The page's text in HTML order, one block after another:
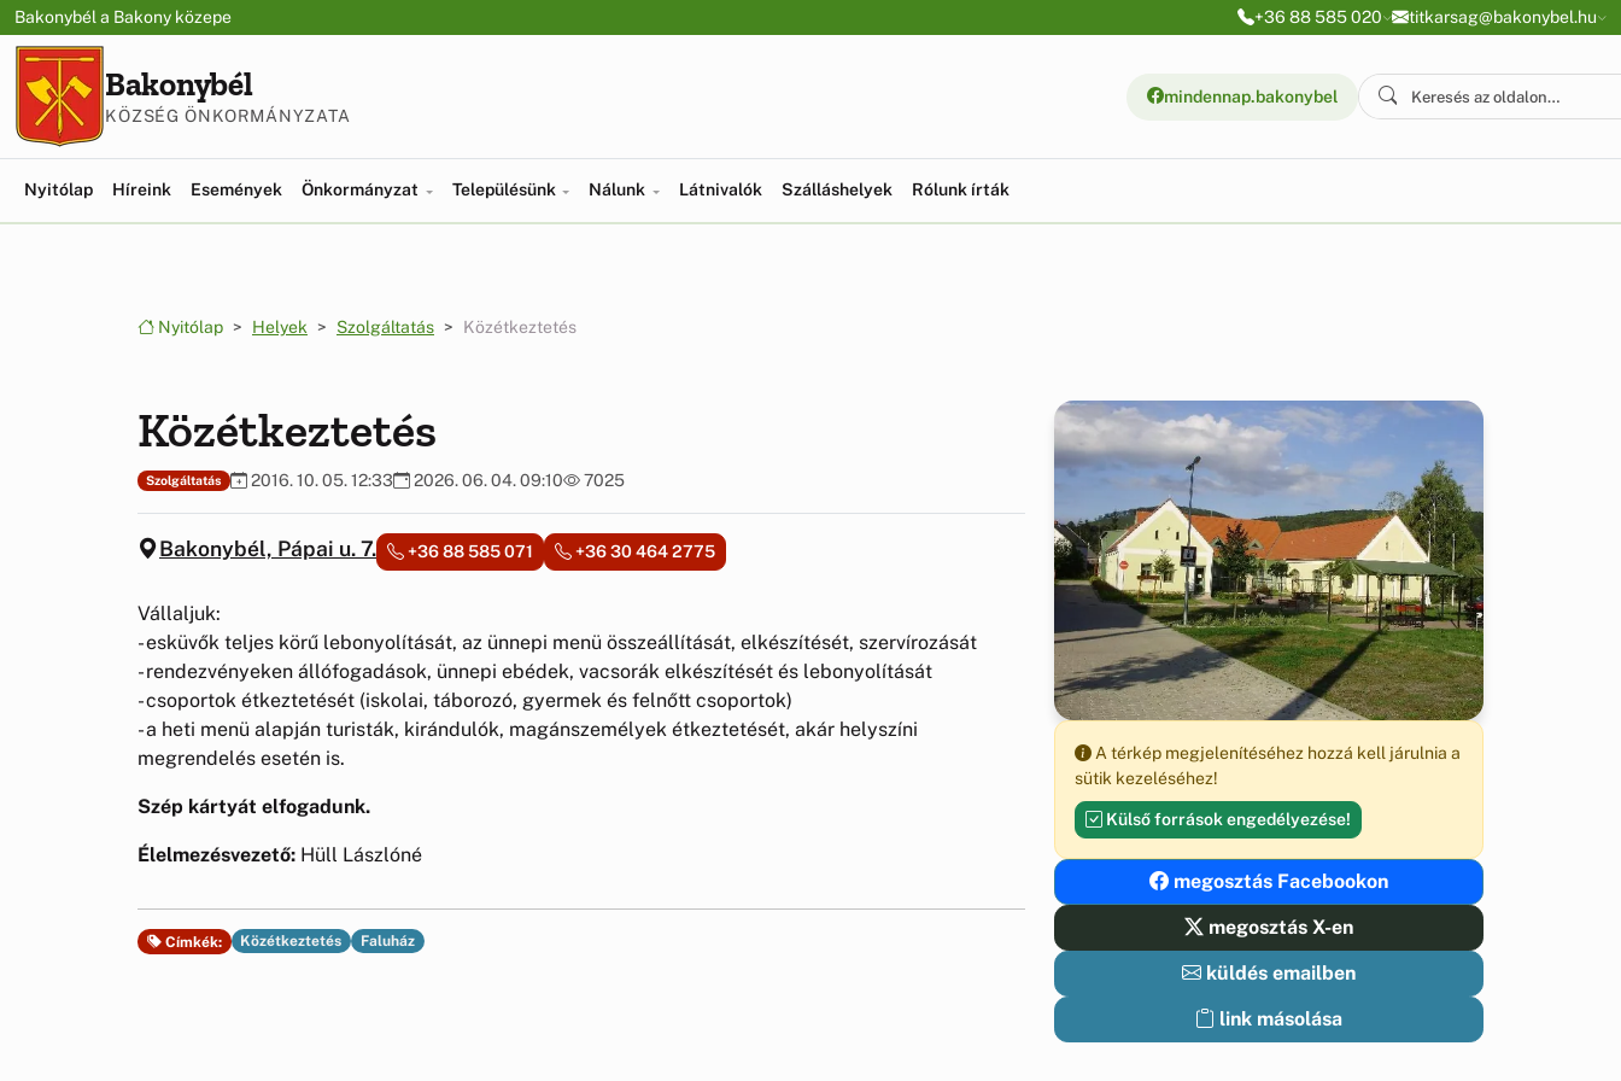
Ugrás a menüre
Ugrás a tartalomra
Bakonybél a Bakony közepe +36 88 585 020 titkarsag@bakonybel.hu
Bakonybél
KÖZSÉG ÖNKORMÁNYZATA
mindennap.bakonybel
Nyitólap Híreink Események Önkormányzat Településünk Nálunk Látnivalók Szálláshelyek Rólunk írták
Nyitólap Helyek Szolgáltatás Közétkeztetés
Közétkeztetés
Szolgáltatás 2016. 10. 05. 12:33 2026. 06. 04. 09:10 7025
Bakonybél, Pápai u. 7. +36 88 585 071 +36 30 464 2775
Vállaljuk:
- esküvők teljes körű lebonyolítását, az ünnepi menü összeállítását, elkészítését, szervírozását
- rendezvényeken állófogadások, ünnepi ebédek, vacsorák elkészítését és lebonyolítását
- csoportok étkeztetését (iskolai, táborozó, gyermek és felnőtt csoportok)
- a heti menü alapján turisták, kirándulók, magánszemélyek étkeztetését, akár helyszíni
megrendelés esetén is.
Szép kártyát elfogadunk.
Élelmezésvezető: Hüll Lászlóné
Címkék: Közétkeztetés Faluház
A térkép megjelenítéséhez hozzá kell járulnia a
sütik kezeléséhez!
Külső források engedélyezése!
megosztás Facebookon
megosztás X-en
küldés emailben
link másolása